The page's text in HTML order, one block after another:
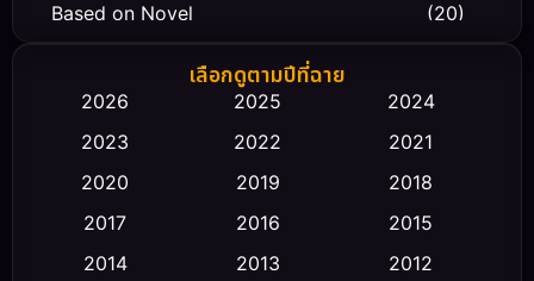
Based on Novel (20)
Biography ชีวิตจริง
Classic หนังคลาสสิก (23)
Comedy ตลก (475)
เลือกดูตามปีที่ฉาย
2026 2025
2024
2023
2022
2021
2020
2019
2018
2017
2016
2015
2014
2013
2012